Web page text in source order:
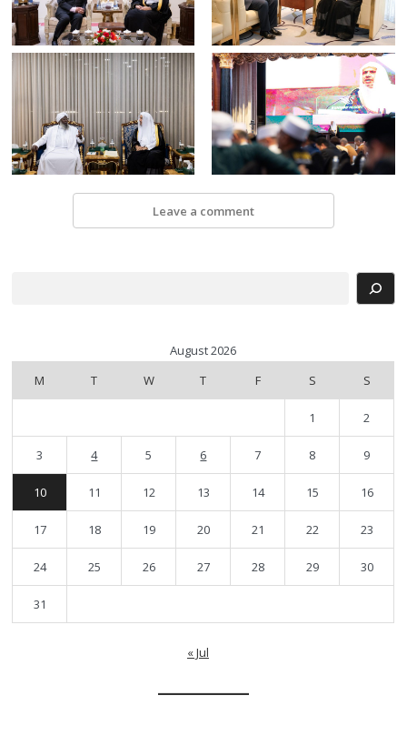
Leave a comment
August 2026
M
T W T F S S
1 2
3 4 5 6 7 8 9
10 11 12 13 14 15 16
17 18 19 20 21 22 23
24 25 26 27 28 29 30
31
« Jul